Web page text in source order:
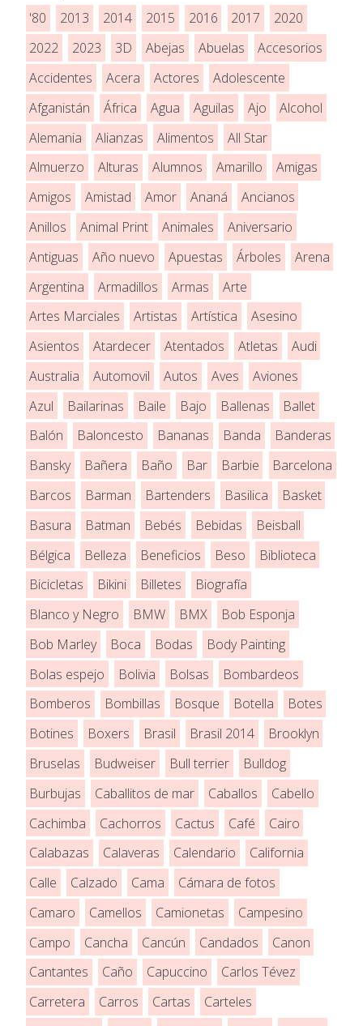
'80 2013 2014 2015 2016 2017
2020
2022
2023 3D Abejas Abuelas
Accesorios
Accidentes
Acera Actores
Adolescente
Afganistán
África Agua Aguilas Ajo
Alcohol
Alemania
Alianzas Alimentos
All Star
Almuerzo
Alturas Alumnos Amarillo
Amigas
Amigos
Amistad Amor Ananá
Ancianos
Anillos
Animal Print Animales
Aniversario
Antiguas
Año nuevo Apuestas Árboles
Arena
Argentina
Armadillos Armas
Arte
Artes Marciales
Artistas Artística
Asesino
Asientos
Atardecer Atentados Atletas
Audi
Australia
Automovil Autos Aves
Aviones
Azul
Bailarinas Baile Bajo Ballenas
Ballet
Balón
Baloncesto Bananas Banda
Banderas
Bansky
Bañera Baño Bar Barbie
Barcelona
Barcos
Barman Bartenders Basilica
Basket
Basura
Batman Bebés Bebidas
Beisball
Bélgica
Belleza Beneficios Beso
Biblioteca
Bicicletas
Bikini Billetes
Biografía
Blanco y Negro
BMW BMX
Bob Esponja
Bob Marley
Boca Bodas
Body Painting
Bolas espejo
Bolivia Bolsas
Bombardeos
Bomberos
Bombillas Bosque Botella
Botes
Botines
Boxers Brasil Brasil 2014
Brooklyn
Bruselas
Budweiser Bull terrier
Bulldog
Burbujas
Caballitos de mar Caballos
Cabello
Cachimba
Cachorros Cactus Café
Cairo
Calabazas
Calaveras Calendario
California
Calle
Calzado Cama
Cámara de fotos
Camaro
Camellos Camionetas
Campesino
Campo
Cancha Cancún Candados
Canon
Cantantes
Caño Capuccino
Carlos Tévez
Carretera
Carros Cartas
Carteles